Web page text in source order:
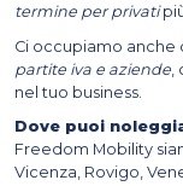
termine per privati
Ci occupiamo anche
partite iva e aziende
nel tuo business.
Dove puoi
Freedom Mobility
Vicenza, Rovigo,